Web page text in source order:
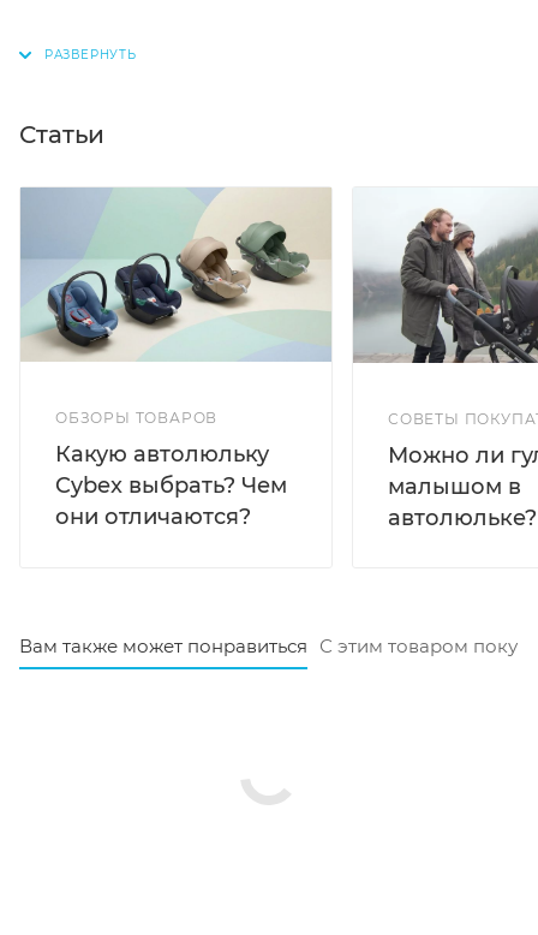
Статьи
ОБЗОРЫ ТОВАРОВ
Какую автолюльку
Cybex выбрать? Чем
они отличаются?
СОВЕТЫ
Можно ли
малышом в
автолюльке?
Вам также может понравиться С этим товаром